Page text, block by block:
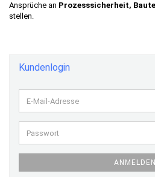
Ansprüche an Prozesssicherheit,
stellen.
Kundenlogin
E-
Mail-
Adresse
Passwort
ANMELDEN